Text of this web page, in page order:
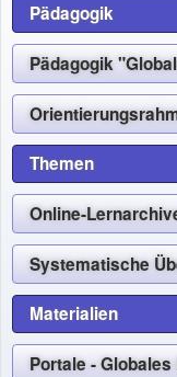
Pädagogik
Pädagogik
Themen
Online-
Systematische
Materialien
Portale -